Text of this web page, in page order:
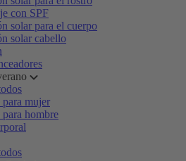
con SPF
solar para el cuerpo
solar cabello
mujer
hombre